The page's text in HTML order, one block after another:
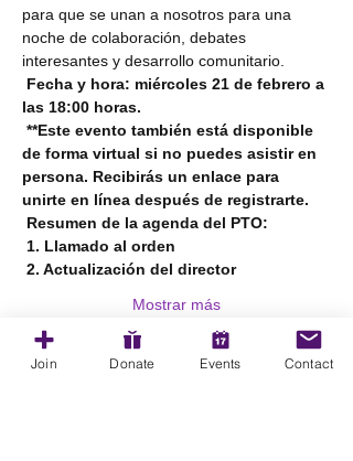
para que se unan a nosotros para una
noche de colaboración, debates
interesantes y desarrollo comunitario.
Fecha y hora: miércoles 21 de febrero a
las 18:00 horas.
**Este evento también está disponible
de forma virtual si no puedes asistir en
persona. Recibirás un enlace para
unirte en línea después de registrarte.
Resumen de la agenda del PTO:
1. Llamado al orden
2. Actualización del director
Mostrar más
Join Donate Events Contact